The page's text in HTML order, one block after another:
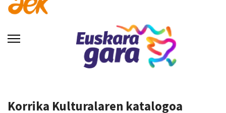
Korrika Kulturalaren katalogoa